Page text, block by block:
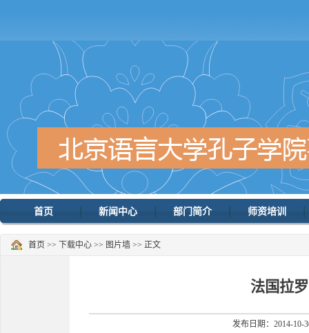
首页 新闻中心 部门简介 师资培训
首页 >> 下载中心 >> 图片墙 >> 正文
法国拉
发布日期：2014-10-